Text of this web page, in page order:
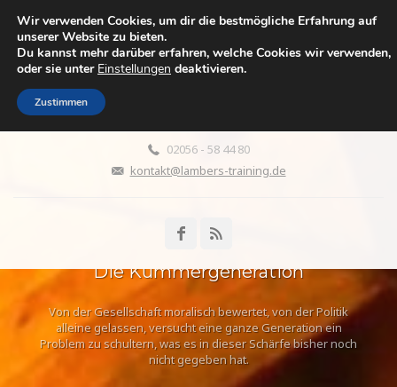
WENN DIE ELTERN ALT
WERDEN
Leben zwischen Fürsorge, Liebe, Aufopferung, Überforderung,
Wut und Abgrenzung
02056 - 58 44 80
kontakt@lambers-training.de
Die Kümmergeneration
Von der Gesellschaft moralisch bewertet, von der Politik
alleine gelassen, versucht eine ganze Generation ein
Problem zu schultern, was es in dieser Schärfe bisher noch
nicht gegeben hat.
Wir verwenden Cookies, um dir die bestmögliche Erfahrung auf
unserer Website zu bieten.
Du kannst mehr darüber erfahren, welche Cookies wir verwenden,
oder sie unter Einstellungen deaktivieren.
Zustimmen